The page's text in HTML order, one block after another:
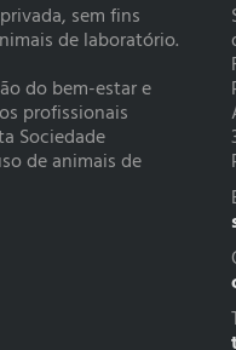
sem fins
de laboratório.
do bem-estar e
profissionais
Sociedade
de animais de